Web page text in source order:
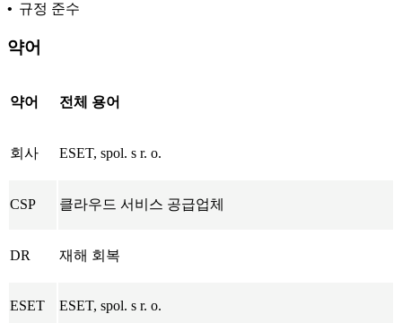
• 규정 준수
약어
약어 전체 용어
회사 ESET, spol. s r. o.
CSP 클라우드 서비스 공급업체
DR 재해 회복
ESET ESET, spol. s r. o.